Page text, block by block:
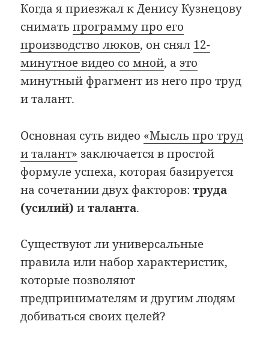
Когда я приезжал к Денису Кузнецову
сниматьпрограмму про его
производство люков, он снял 12-
минутное видео со мной, аэто
минутный фрагмент из него про труд
и талант.
Основная суть видео «Мысль про труд
и талант» заключается в простой
формуле успеха, которая базируется
на сочетании двух факторов:труда
(усилий) италанта.
Существуют ли универсальные
правила или набор характеристик,
которые позволяют
предпринимателям и другим людям
добиваться своих целей?